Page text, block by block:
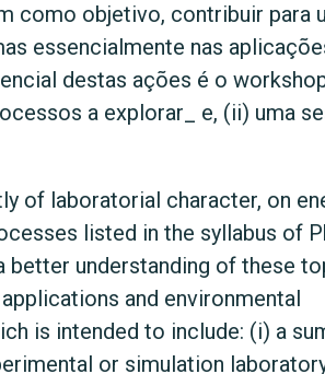
como objetivo, contribuir para
essencialmente nas
destas ações é o
a explorar_ e, (ii) uma
of laboratorial character, on
listed in the syllabus of
understanding of these
and environmental
is intended to include: (i) a
or simulation